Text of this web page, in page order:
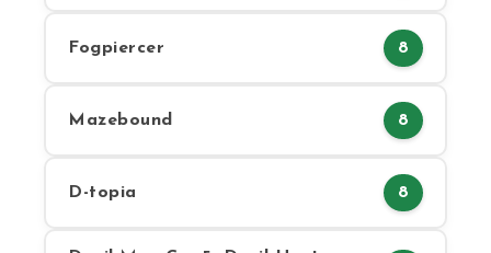
Fogpiercer 8
Mazebound 8
D-topia 8